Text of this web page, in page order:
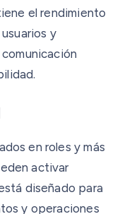
el rendimiento
y
en roles y más
activar
diseñado para
y operaciones